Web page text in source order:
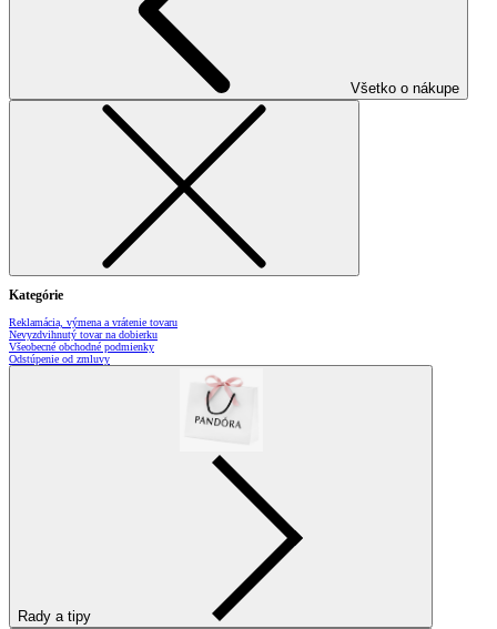
Všetko o nákupe
Kategórie
Reklamácia, výmena a vrátenie tovaru
Nevyzdvihnutý tovar na dobierku
Všeobecné obchodné podmienky
Odstúpenie od zmluvy
Rady a tipy